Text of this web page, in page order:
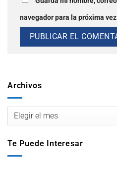
Archivos
Te Puede Interesar
navegador para la próxima